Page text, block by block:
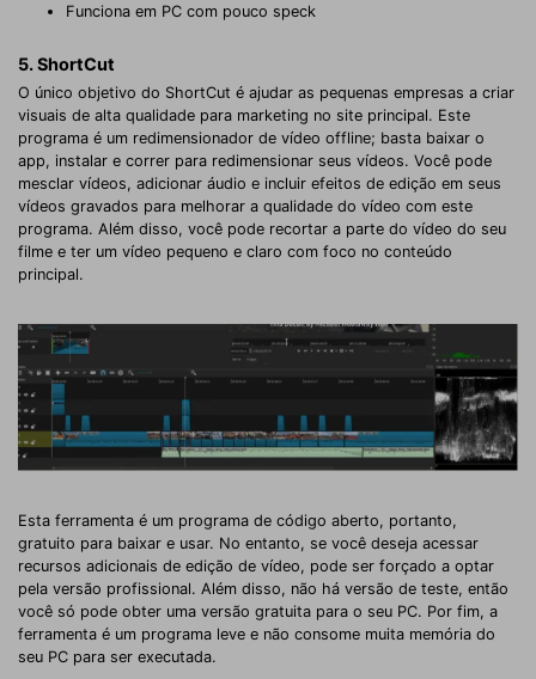
Funciona em PC com pouco speck
5. ShortCut
O único objetivo do ShortCut é ajudar as pequenas empresas a criar
visuais de alta qualidade para marketing no site principal. Este
programa é um redimensionador de vídeo offline; basta baixar o
app, instalar e correr para redimensionar seus vídeos. Você pode
mesclar vídeos, adicionar áudio e incluir efeitos de edição em seus
vídeos gravados para melhorar a qualidade do vídeo com este
programa. Além disso, você pode recortar a parte do vídeo do seu
filme e ter um vídeo pequeno e claro com foco no conteúdo
principal.
Esta ferramenta é um programa de código aberto, portanto,
gratuito para baixar e usar. No entanto, se você deseja acessar
recursos adicionais de edição de vídeo, pode ser forçado a optar
pela versão profissional. Além disso, não há versão de teste, então
você só pode obter uma versão gratuita para o seu PC. Por fim, a
ferramenta é um programa leve e não consome muita memória do
seu PC para ser executada.